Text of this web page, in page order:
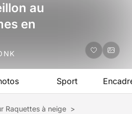
au
en
Sport
Raquettes à neige >